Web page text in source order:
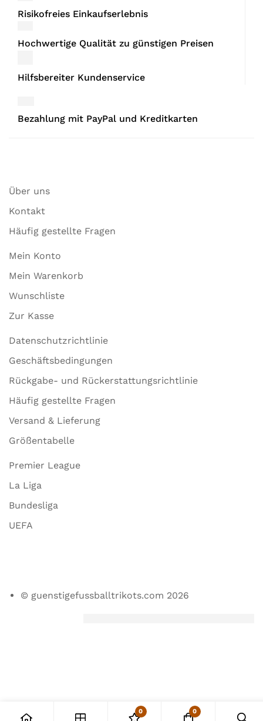
Risikofreies Einkaufserlebnis
Hochwertige Qualität zu günstigen Preisen
Hilfsbereiter Kundenservice
Bezahlung mit PayPal und Kreditkarten
Über uns
Kontakt
Häufig gestellte Fragen
Mein Konto
Mein Warenkorb
Wunschliste
Zur Kasse
Datenschutzrichtlinie
Geschäftsbedingungen
Rückgabe- und Rückerstattungsrichtlinie
Häufig gestellte Fragen
Versand & Lieferung
Größentabelle
Premier League
La Liga
Bundesliga
UEFA
© guenstigefussballtrikots.com 2026
0 0